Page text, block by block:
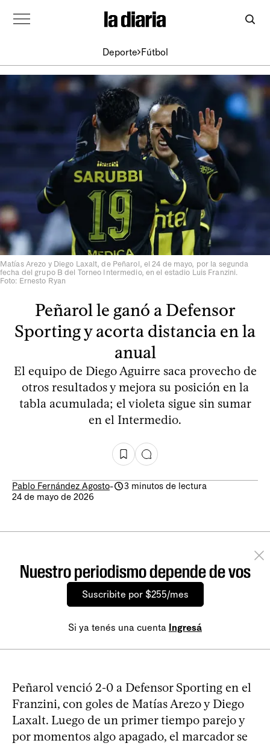
Deporte Fútbol
Matías Arezo y Diego Laxalt, de Peñarol, el 24 de mayo, por la segunda
fecha del grupo B del Torneo Intermedio, en el estadio Luis Franzini.
Foto: Ernesto Ryan
Peñarol le ganó a Defensor
Sporting y acorta distancia en la
anual
El equipo de Diego Aguirre saca provecho de
otros resultados y mejora su posición en la
tabla acumulada; el violeta sigue sin sumar
en el Intermedio.
Pablo Fernández Agosto-
3 minutos de lectura
24 de mayo de 2026
Nuestro periodismo depende de vos
Suscribite por $255/mes
Si ya tenés una cuenta Ingresá
Peñarol venció 2-0 a Defensor Sporting en el
Franzini, con goles de Matías Arezo y Diego
Laxalt. Luego de un primer tiempo parejo y
por momentos algo apagado, el marcador se